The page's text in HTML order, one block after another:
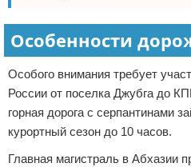
Особенности
Особого внимания требует
России от поселка Джубга до
горная дорога с серпантинами
курортный сезон до 10 часов.
Главная магистраль в Абхазии